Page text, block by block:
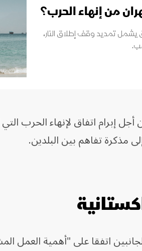
من إنهاء الحرب؟
يشمل تمديد وقف إطلاق النار،
مذكرة تفاهم بين البلدين.
اتفقا على "أهمية العمل